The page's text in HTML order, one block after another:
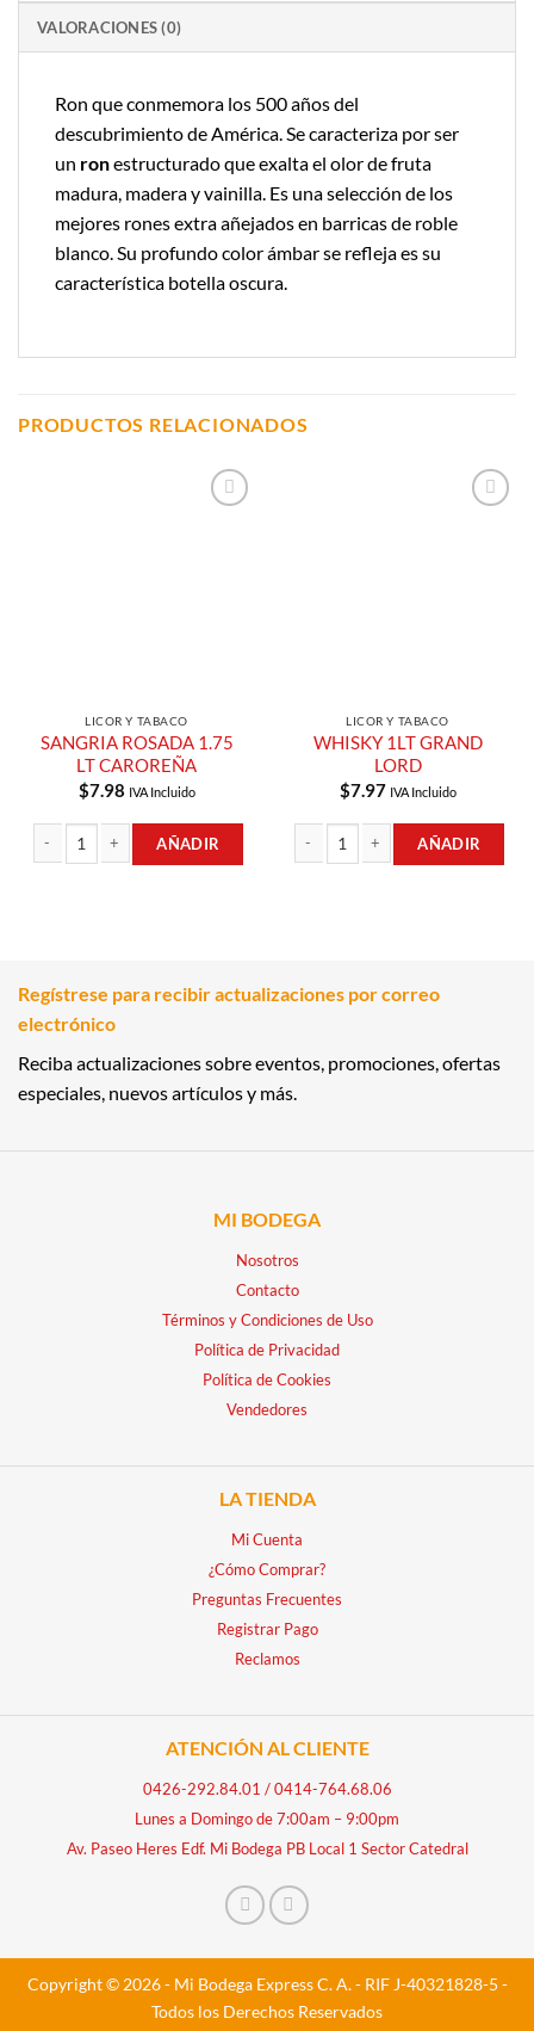
VALORACIONES (0)
Ron que conmemora los 500 años del
descubrimiento de América. Se caracteriza por ser
un ronestructurado que exalta el olor de fruta
madura, madera y vainilla. Es una selección de los
mejores rones extra añejados en barricas de roble
blanco. Su profundo color ámbar se refleja es su
característica botella oscura.
PRODUCTOS RELACIONADOS
LICOR Y TABACO
SANGRIA ROSADA 1.75
LT CAROREÑA
$7.98 IVA Incluido
AÑADIR
LICOR Y TABACO
WHISKY 1LT GRAND
LORD
$7.97 IVA Incluido
AÑADIR
Regístrese para recibir actualizaciones por correo
electrónico
Reciba actualizaciones sobre eventos, promociones, ofertas
especiales, nuevos artículos y más.
MI BODEGA
Nosotros
Contacto
Términos y Condiciones de Uso
Política de Privacidad
Política de Cookies
Vendedores
LA TIENDA
Mi Cuenta
¿Cómo Comprar?
Preguntas Frecuentes
Registrar Pago
Reclamos
ATENCIÓN AL CLIENTE
0426-292.84.01 /0414-764.68.06
Lunes a Domingo de 7:00am – 9:00pm
Av. Paseo Heres Edf. Mi Bodega PB Local 1 Sector Catedral
Copyright © 2026 - Mi Bodega Express C. A. - RIF J-40321828-5 -
Todos los Derechos Reservados